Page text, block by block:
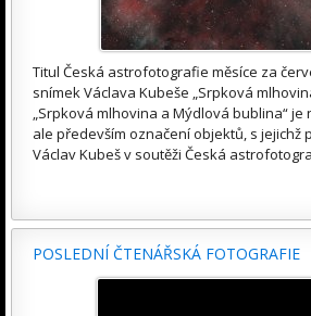
Titul Česká astrofotografie měsíce za
snímek Václava Kubeše „Srpková
„Srpková mlhovina a Mýdlová bublina“
ale především označení objektů, s jejichž
Václav Kubeš v soutěži Česká
POSLEDNÍ ČTENÁŘSKÁ FOTOGRAFIE